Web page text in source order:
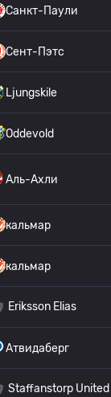
Санкт-Паули
Сент-Пэтс
Ljungskile
Oddevold
Аль-Ахли
кальмар
кальмар
Eriksson Elias
Атвидаберг
Staffanstorp United